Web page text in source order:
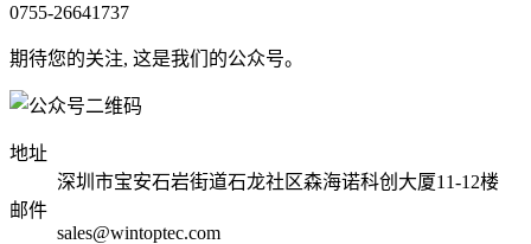
0755-26641737
期待您的关注, 这是我们的公众号。
地址
深圳市宝安石岩街道石龙社区森海诺科创大厦11-12楼
邮件
sales@wintoptec.com